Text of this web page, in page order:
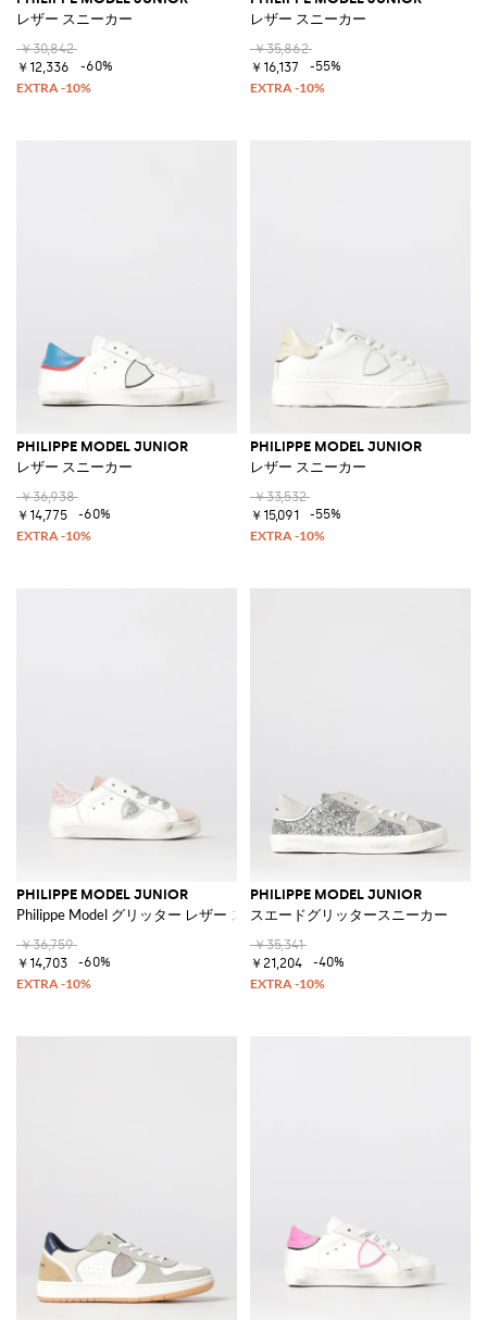
レザー スニーカー
￥30,842
￥12,336
-60%
レザー スニーカー
￥35,862
￥16,137
-55%
PHILIPPE MODEL JUNIOR
レザー スニーカー
￥36,938
￥14,775
-60%
PHILIPPE MODEL JUNIOR
レザー スニーカー
￥33,532
￥15,091
-55%
PHILIPPE MODEL JUNIOR
Philippe Model グリッター レザー スニーカー
￥36,759
￥14,703
-60%
PHILIPPE MODEL JUNIOR
スエードグリッタースニーカー
￥35,341
￥21,204
-40%